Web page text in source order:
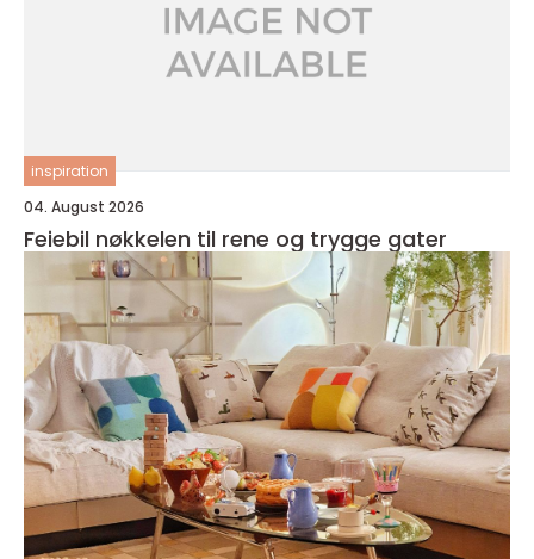
inspiration
04. August 2026
Feiebil nøkkelen til rene og trygge gater